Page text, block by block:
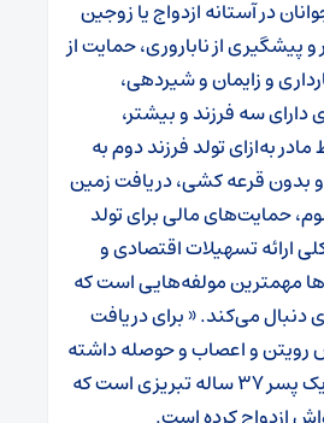
در آستانه ازدواج یا زوجین
و پیشگیری از ناباروری، حمایت از
و زایمان و شیردهی،
دارای سه فرزند و بیشتر،
به‌ازای تولد فرزند دوم به
بدون قرعه کشی، دریافت زمین
حمایت‌های مالی برای تولد
ارائه تسهیلات اقتصادی و
مهمترین مولفه‌هایی است که
« برای دریافت
رویتن و اعصاب و حوصله داشته
باشی» این واکنش یک پسر 37 ساله تبریزی است که